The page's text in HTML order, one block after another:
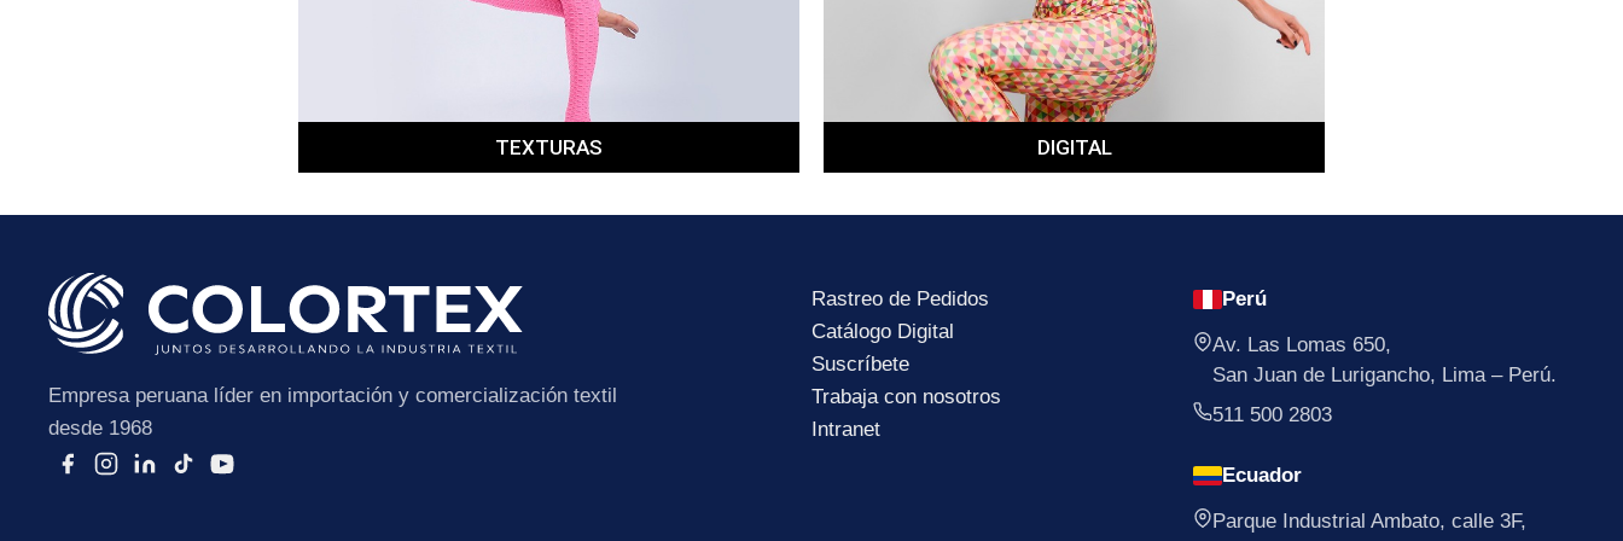
TEXTURAS DIGITAL
Empresa peruana líder en importación y comercialización textil
desde 1968
Rastreo de Pedidos
Catálogo Digital
Suscríbete
Trabaja con nosotros
Intranet
Perú
Av. Las Lomas 650,
San Juan de Lurigancho, Lima – Perú.
511 500 2803
Ecuador
Parque Industrial Ambato, calle 3F,
Subir su cv*